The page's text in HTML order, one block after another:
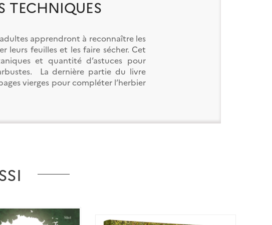
TECHNIQUES
apprendront à reconnaître les
leurs feuilles et les faire sécher. Cet
et quantité d’astuces pour
La dernière partie du livre
vierges pour compléter l’herbier